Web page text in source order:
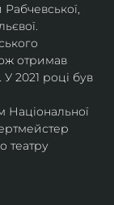
отримав
2021 році був
театру